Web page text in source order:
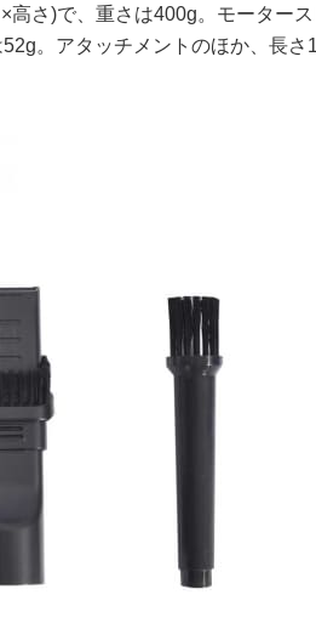
さ)で、重さは400g。モータース
。アタッチメントのほか、長さ